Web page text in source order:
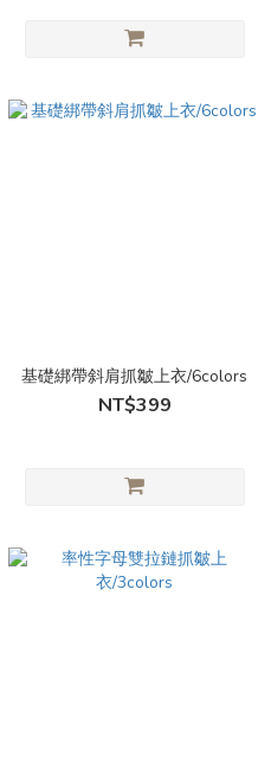
基礎綁帶斜肩抓皺上衣/6colors
NT$399